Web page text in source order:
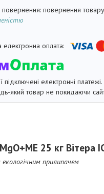
повернення
підключені електронні
який товар не покидаючи
25 кг Вітера
екологічним прилипачем